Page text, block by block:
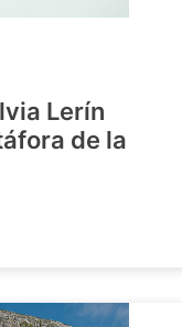
Lerín
de la